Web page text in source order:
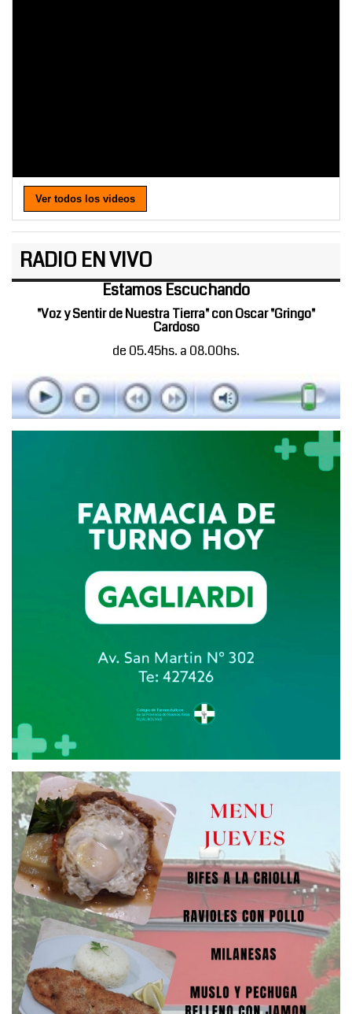
Ver todos los videos
RADIO EN VIVO
Estamos Escuchando
"Voz y Sentir de Nuestra Tierra" con Oscar "Gringo"
Cardoso
de 05.45hs. a 08.00hs.